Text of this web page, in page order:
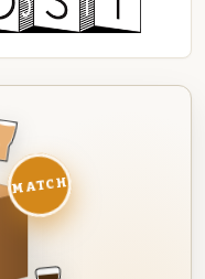
MATCH